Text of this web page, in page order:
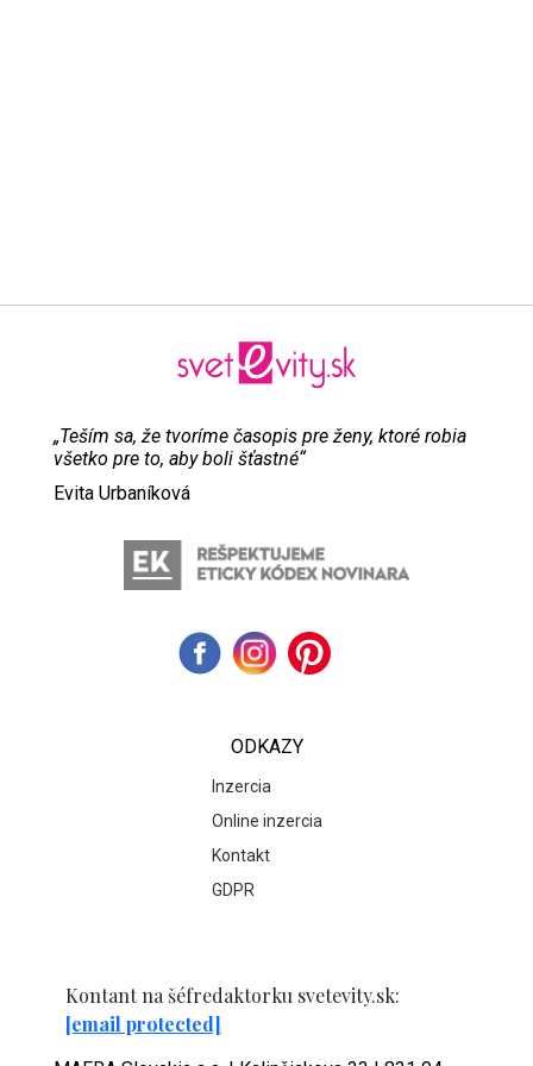
„Teším sa, že tvoríme časopis pre ženy, ktoré robia
všetko pre to, aby boli šťastné“
Evita Urbaníková
ODKAZY
Inzercia
Online inzercia
Kontakt
GDPR
Kontant na šéfredaktorku svetevity.sk:
[email protected]